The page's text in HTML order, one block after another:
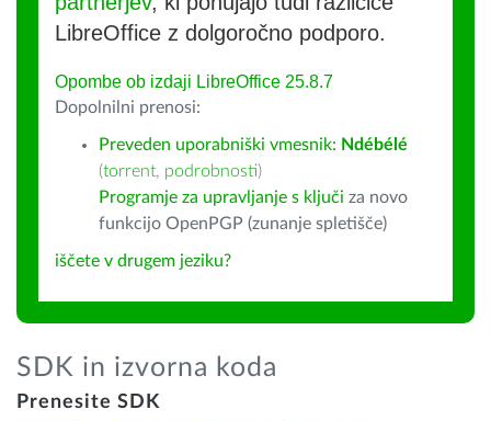
LibreOffice z dolgoročno podporo.
Opombe ob izdaji LibreOffice 25.8.7
Dopolnilni prenosi:
Preveden uporabniški vmesnik: Ndébélé
(torrent, podrobnosti)
Programje za upravljanje s ključi za novo
funkcijo OpenPGP (zunanje spletišče)
iščete v drugem jeziku?
SDK in izvorna koda
Prenesite SDK